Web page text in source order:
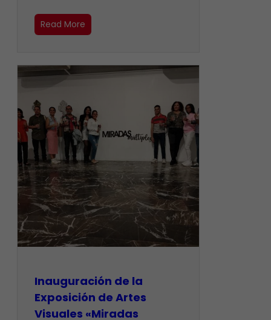
Read More
Inauguración de la
Exposición de Artes
Visuales «Miradas